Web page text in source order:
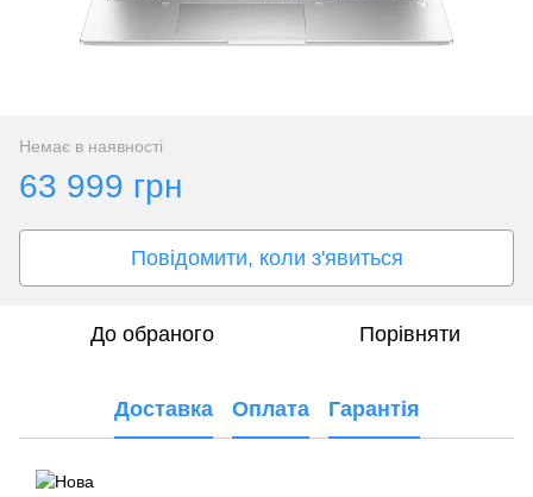
Немає в наявності
63 999 грн
Повідомити, коли з'явиться
До обраного Порівняти
Доставка Оплата Гарантія